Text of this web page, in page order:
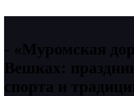
«Муромская
Вешках:
спорта и